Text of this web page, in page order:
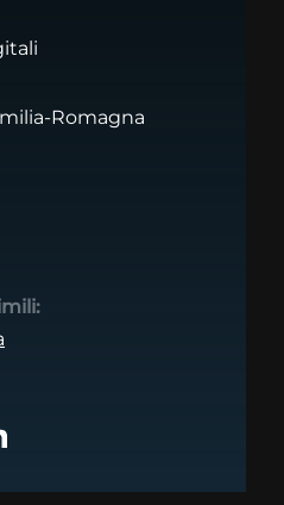
Romagna
windowin a new window